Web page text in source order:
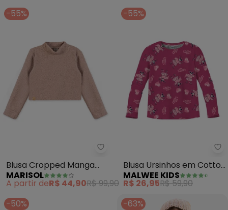
-55%
Marisol - Blusa Cropped
Blusa Cropped Manga
Longa Infantil (Rosa)
MARISOL
A partir deR$ 44,90R$ 99,90
-55%
Blusa Ursinhos em Cotton
(Rosa Escuro)
MALWEE KIDS
R$ 26,95R$ 59,90
-50%
-63%